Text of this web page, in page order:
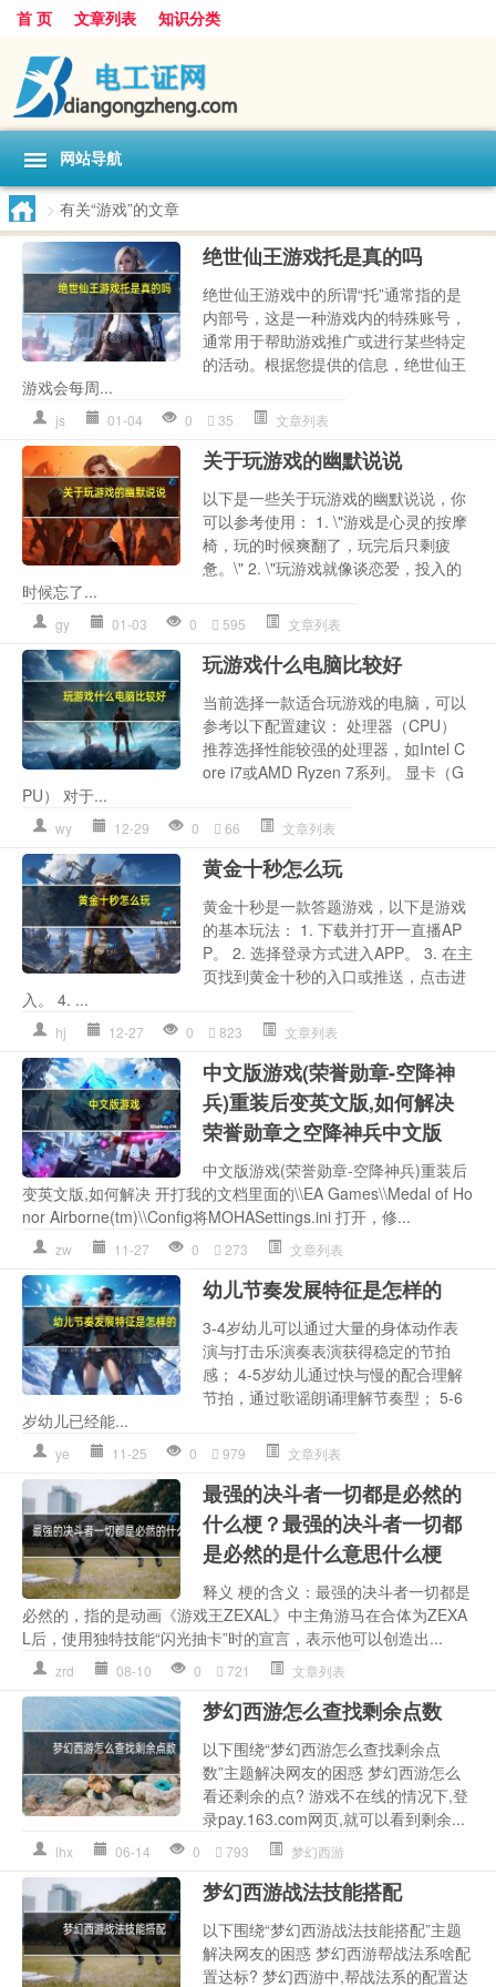
首 页 文章列表 知识分类
网站导航
> 有关“游戏”的文章
绝世仙王游戏托是真的吗
绝世仙王游戏中的所谓“托”通常指的是
内部号，这是一种游戏内的特殊账号，
通常用于帮助游戏推广或进行某些特定
的活动。根据您提供的信息，绝世仙王
游戏会每周...
js 01-04 0 35 文章列表
关于玩游戏的幽默说说
以下是一些关于玩游戏的幽默说说，你
可以参考使用： 1. \"游戏是心灵的按摩
椅，玩的时候爽翻了，玩完后只剩疲
惫。\" 2. \"玩游戏就像谈恋爱，投入的
时候忘了...
gy 01-03 0 595 文章列表
玩游戏什么电脑比较好
当前选择一款适合玩游戏的电脑，可以
参考以下配置建议： 处理器（CPU）
推荐选择性能较强的处理器，如Intel C
ore i7或AMD Ryzen 7系列。 显卡（G
PU） 对于...
wy 12-29 0 66 文章列表
黄金十秒怎么玩
黄金十秒是一款答题游戏，以下是游戏
的基本玩法： 1. 下载并打开一直播AP
P。 2. 选择登录方式进入APP。 3. 在主
页找到黄金十秒的入口或推送，点击进
入。 4. ...
hj 12-27 0 823 文章列表
中文版游戏(荣誉勋章-空降神
兵)重装后变英文版,如何解决
荣誉勋章之空降神兵中文版
中文版游戏(荣誉勋章-空降神兵)重装后
变英文版,如何解决 开打我的文档里面的\\EA Games\\Medal of Ho
nor Airborne(tm)\\Config将MOHASettings.ini 打开，修...
zw 11-27 0 273 文章列表
幼儿节奏发展特征是怎样的
3-4岁幼儿可以通过大量的身体动作表
演与打击乐演奏表演获得稳定的节拍
感； 4-5岁幼儿通过快与慢的配合理解
节拍，通过歌谣朗诵理解节奏型； 5-6
岁幼儿已经能...
ye 11-25 0 979 文章列表
最强的决斗者一切都是必然的
什么梗？最强的决斗者一切都
是必然的是什么意思什么梗
释义 梗的含义：最强的决斗者一切都是
必然的，指的是动画《游戏王ZEXAL》中主角游马在合体为ZEXA
L后，使用独特技能“闪光抽卡”时的宣言，表示他可以创造出...
zrd 08-10 0 721 文章列表
梦幻西游怎么查找剩余点数
以下围绕“梦幻西游怎么查找剩余点
数”主题解决网友的困惑 梦幻西游怎么
看还剩余的点? 游戏不在线的情况下,登
录pay.163.com网页,就可以看到剩余...
lhx 06-14 0 793 梦幻西游
梦幻西游战法技能搭配
以下围绕“梦幻西游战法技能搭配”主题
解决网友的困惑 梦幻西游帮战法系啥配
置达标? 梦幻西游中,帮战法系的配置达